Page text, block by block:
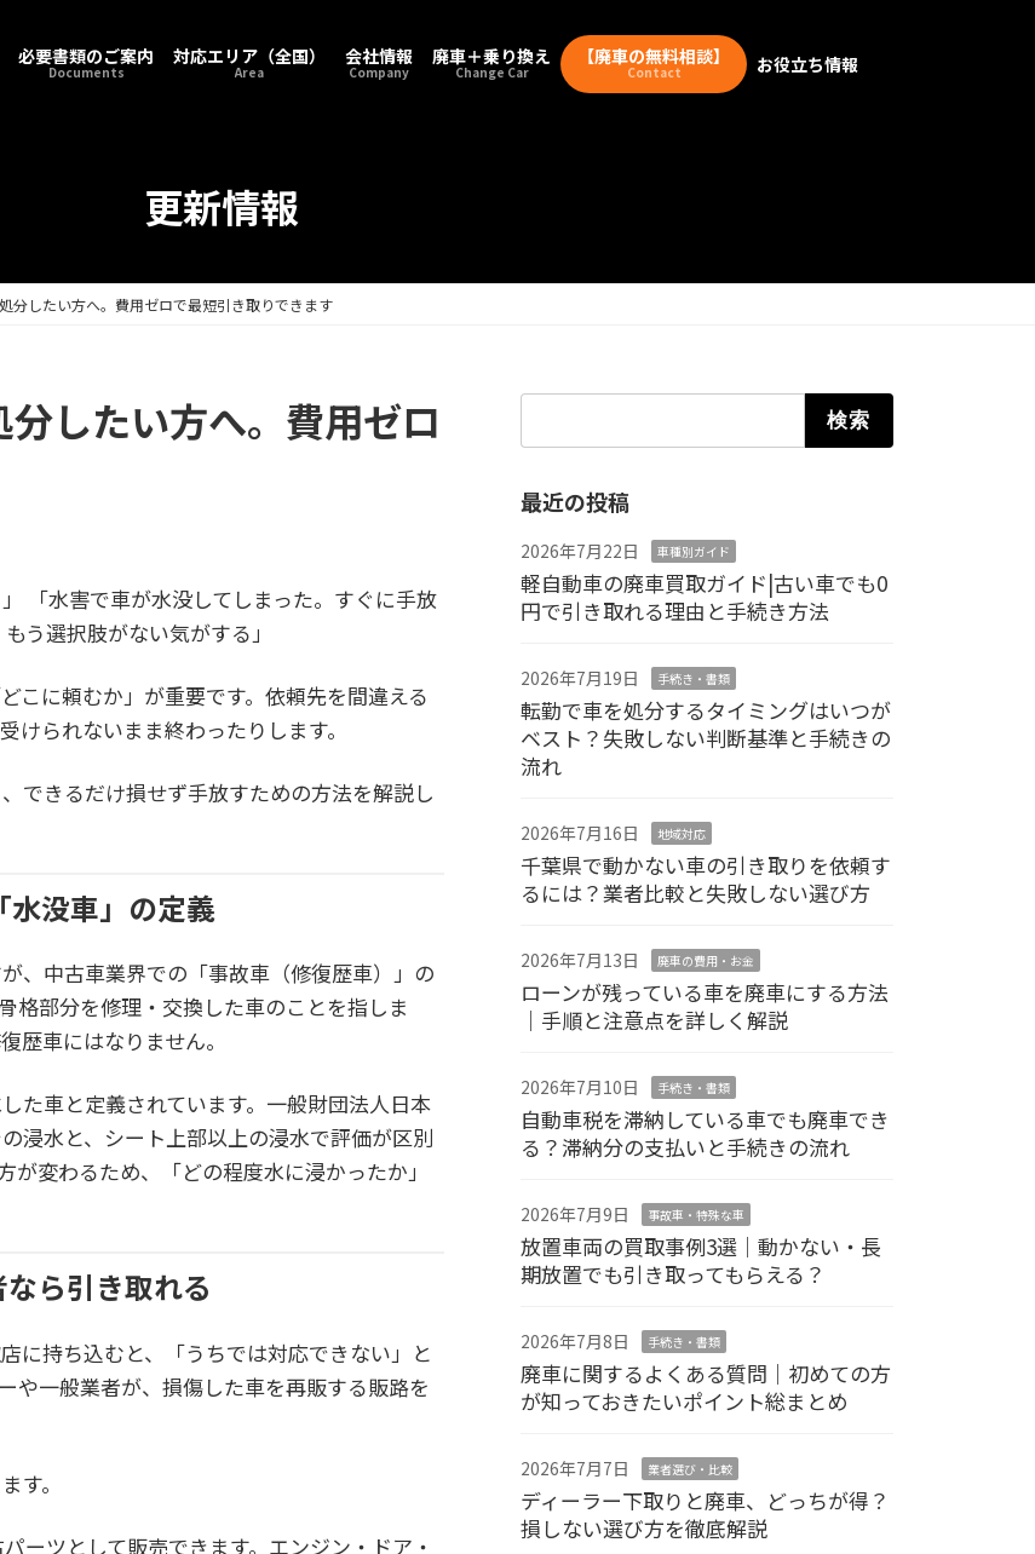
必要書類のご案内
Documents
対応エリア（全国）
Area
会社情報
Company
廃車＋乗り換え
Change Car
【廃車の無料相談】
Contact お役立ち情報
更新情報
分したい方へ。費用ゼロで最短引き取りできます
したい方へ。費用ゼロ
「水害で車が水没してしまった。すぐに手放
う選択肢がない気がする」
こに頼むか」が重要です。依頼先を間違える
けられないまま終わったりします。
できるだけ損せず手放すための方法を解説し
水没車」の定義
、中古車業界での「事故車（修復歴車）」の
格部分を修理・交換した車のことを指しま
歴車にはなりません。
た車と定義されています。一般財団法人日本
浸水と、シート上部以上の浸水で評価が区別
変わるため、「どの程度水に浸かったか」
ら引き取れる
に持ち込むと、「うちでは対応できない」と
や一般業者が、損傷した車を再販する販路を
す。
ーツとして販売できます。エンジン・ドア・
最近の投稿
2026年7月22日 車種別ガイド
軽自動車の廃車買取ガイド|古い車でも0
円で引き取れる理由と手続き方法
2026年7月19日 手続き・書類
転勤で車を処分するタイミングはいつが
ベスト？失敗しない判断基準と手続きの
流れ
2026年7月16日 地域対応
千葉県で動かない車の引き取りを依頼す
るには？業者比較と失敗しない選び方
2026年7月13日 廃車の費用・お金
ローンが残っている車を廃車にする方法
｜手順と注意点を詳しく解説
2026年7月10日 手続き・書類
自動車税を滞納している車でも廃車でき
る？滞納分の支払いと手続きの流れ
2026年7月9日 事故車・特殊な車
放置車両の買取事例3選｜動かない・長
期放置でも引き取ってもらえる？
2026年7月8日 手続き・書類
廃車に関するよくある質問｜初めての方
が知っておきたいポイント総まとめ
2026年7月7日 業者選び・比較
ディーラー下取りと廃車、どっちが得？
損しない選び方を徹底解説